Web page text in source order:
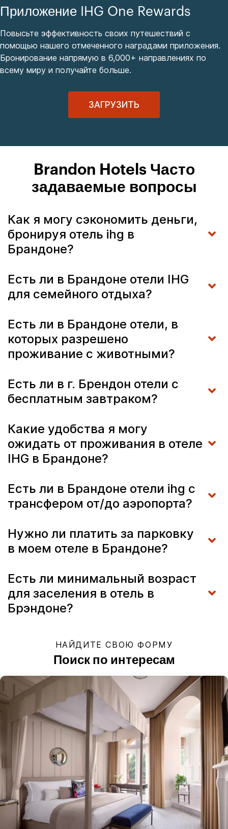
Приложение IHG One Rewards
Повысьте эффективность своих путешествий с
помощью нашего отмеченного наградами приложения.
Бронирование напрямую в 6,000+ направлениях по
всему миру и получайте больше.
ЗАГРУЗИТЬ
Brandon Hotels Часто
задаваемые вопросы
Как я могу сэкономить деньги,
бронируя отель ihg в
Брандоне?
Есть ли в Брандоне отели IHG
для семейного отдыха?
Есть ли в Брандоне отели, в
которых разрешено
проживание с животными?
Есть ли в г. Брендон отели с
бесплатным завтраком?
Какие удобства я могу
ожидать от проживания в отеле
IHG в Брандоне?
Есть ли в Брандоне отели ihg с
трансфером от/до аэропорта?
Нужно ли платить за парковку
в моем отеле в Брандоне?
Есть ли минимальный возраст
для заселения в отель в
Брэндоне?
НАЙДИТЕ СВОЮ ФОРМУ
Поиск по интересам